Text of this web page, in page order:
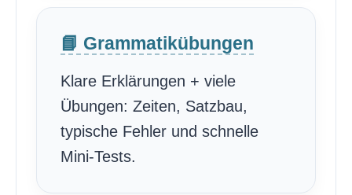
📘 Grammatikübungen
Klare Erklärungen + viele
Übungen: Zeiten, Satzbau,
typische Fehler und schnelle
Mini-Tests.